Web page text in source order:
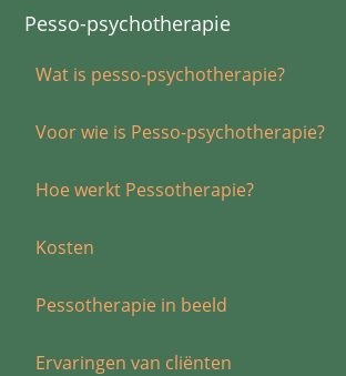
Pesso-psychotherapie
Wat is pesso-psychotherapie?
Voor wie is Pesso-psychotherapie?
Hoe werkt Pessotherapie?
Kosten
Pessotherapie in beeld
Ervaringen van cliënten